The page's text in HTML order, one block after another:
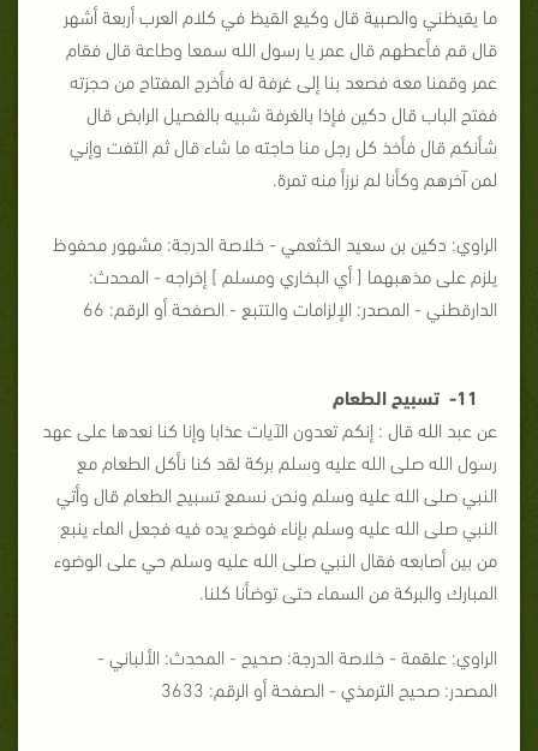
ما يقيظني والصبية قال وكيع القيظ في كلام العرب أربعة أشهر
قال قم فأعطهم قال عمر يا رسول الله سمعا وطاعة قال فقام
عمر وقمنا معه فصعد بنا إلى غرفة له فأخرج المفتاح من حجزته
ففتح الباب قال دكين فإذا بالغرفة شبيه بالفصيل الرابض قال
شأنكم قال فأخذ كل رجل منا حاجته ما شاء قال ثم التفت وإني
لمن آخرهم وكأنا لم نرزأ منه تمرة.
الراوي: دكين بن سعيد الخثعمي - خلاصة الدرجة: مشهور محفوظ
يلزم على مذهبهما [ أي البخاري ومسلم ] إخراجه - المحدث:
الدارقطني - المصدر: الإلزامات والتتبع - الصفحة أو الرقم: 66
11- تسبيح الطعام
عن عبد الله قال : إنكم تعدون الآيات عذابا وإنا كنا نعدها على عهد
رسول الله صلى الله عليه وسلم بركة لقد كنا نأكل الطعام مع
النبي صلى الله عليه وسلم ونحن نسمع تسبيح الطعام قال وأتي
النبي صلى الله عليه وسلم بإناء فوضع يده فيه فجعل الماء ينبع
من بين أصابعه فقال النبي صلى الله عليه وسلم حي على الوضوء
المبارك والبركة من السماء حتى توضأنا كلنا.
الراوي: علقمة - خلاصة الدرجة: صحيح - المحدث: الألباني -
المصدر: صحيح الترمذي - الصفحة أو الرقم: 3633